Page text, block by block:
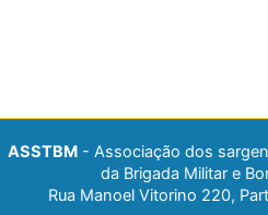
ASSTBM - Associação dos
da Brigada Militar e
Rua Manoel Vitorino 220,